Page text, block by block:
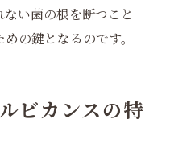
い菌の根を断つこと
の鍵となるのです。
ビカンスの特